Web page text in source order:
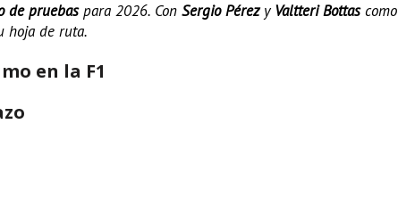
de pruebaspara 2026. Con Sergio Pérezy Valtteri Bottascomo
hoja de ruta.
en la F1